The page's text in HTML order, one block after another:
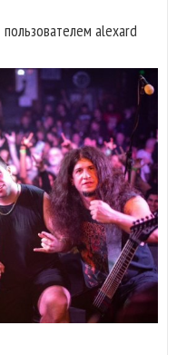
пользователем alexard